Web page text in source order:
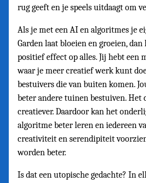
rug geeft en je speels uitdaagt om
Als je met een AI en algoritmes je
Garden laat bloeien en groeien, dan
positief effect op alles. Jij hebt een
waar je meer creatief werk kunt
bestuivers die van buiten komen.
beter andere tuinen bestuiven.
creatiever. Daardoor kan het
algoritme beter leren en iedereen
creativiteit en serendipiteit
worden beter.
Is dat een utopische gedachte? In